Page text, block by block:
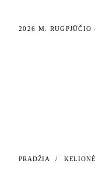
2026 M.
PRADŽIA /